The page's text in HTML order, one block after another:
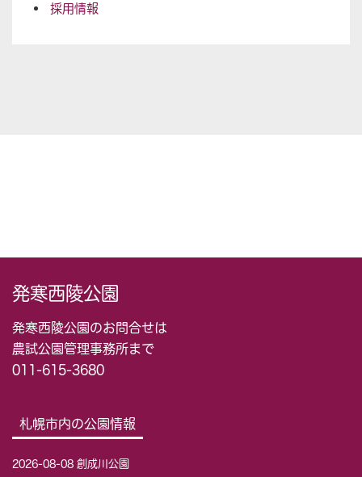
採用情報
発寒西陵公園
発寒西陵公園のお問合せは
農試公園管理事務所まで
011-615-3680
札幌市内の公園情報
2026-08-08 創成川公園